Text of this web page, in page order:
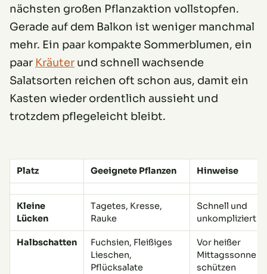
nächsten großen Pflanzaktion vollstopfen.
Gerade auf dem Balkon ist weniger manchmal
mehr. Ein paar kompakte Sommerblumen, ein
paar Kräuter und schnell wachsende
Salatsorten reichen oft schon aus, damit ein
Kasten wieder ordentlich aussieht und
trotzdem pflegeleicht bleibt.
Platz Geeignete Pflanzen Hinweise
Kleine
Lücken
Tagetes, Kresse,
Rauke
Schnell und
unkompliziert
Halbschatten
Fuchsien, Fleißiges
Lieschen,
Pflücksalate
Vor heißer
Mittagssonne
schützen